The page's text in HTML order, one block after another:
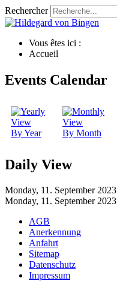
Rechercher
Vous êtes ici :
Accueil
Events Calendar
By Year By Month
Daily View
Monday, 11. September 2023
Monday, 11. September 2023
AGB
Anerkennung
Anfahrt
Sitemap
Datenschutz
Impressum